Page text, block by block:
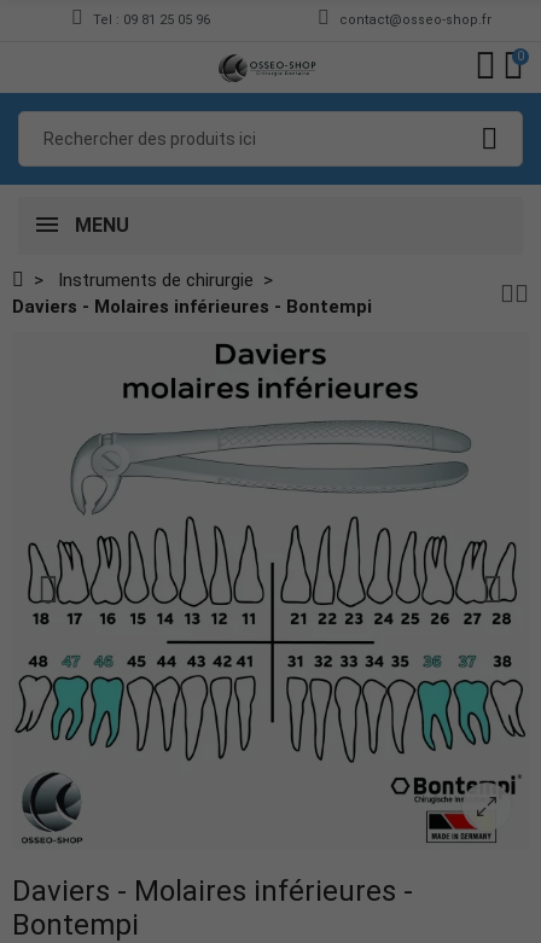
Tel : 09 81 25 05 96 contact@osseo-shop.fr
0
MENU
Instruments de chirurgie
Daviers - Molaires inférieures - Bontempi
Daviers - Molaires inférieures -
Bontempi